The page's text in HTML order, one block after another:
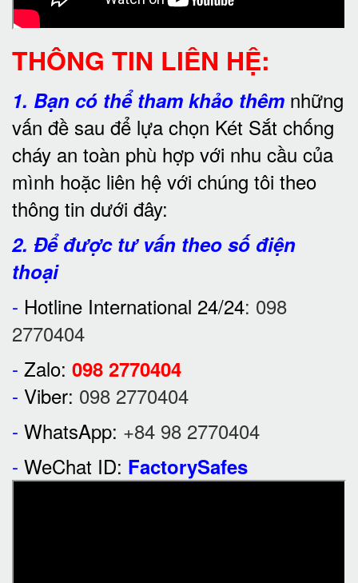
THÔNG TIN LIÊN HỆ:
1. Bạn có thể tham khảo thêm những
vấn đề sau để lựa chọn Két Sắt chống
cháy an toàn phù hợp với nhu cầu của
mình hoặc liên hệ với chúng tôi theo
thông tin dưới đây:
2. Để được tư vấn theo số điện
thoại
- Hotline International 24/24: 098
2770404
- Zalo: 098 2770404
- Viber: 098 2770404
- WhatsApp: +84 98 2770404
- WeChat ID: FactorySafes